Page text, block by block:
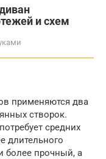
и схем
применяются два
створок.
средних
длительного
более прочный, а